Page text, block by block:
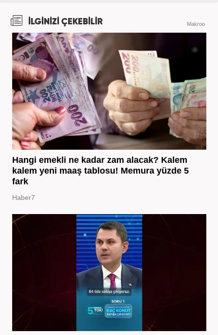
İLGİNİZİ ÇEKEBİLİR Makroo
Hangi emekli ne kadar zam alacak? Kalem
kalem yeni maaş tablosu! Memura yüzde 5
fark
Haber7